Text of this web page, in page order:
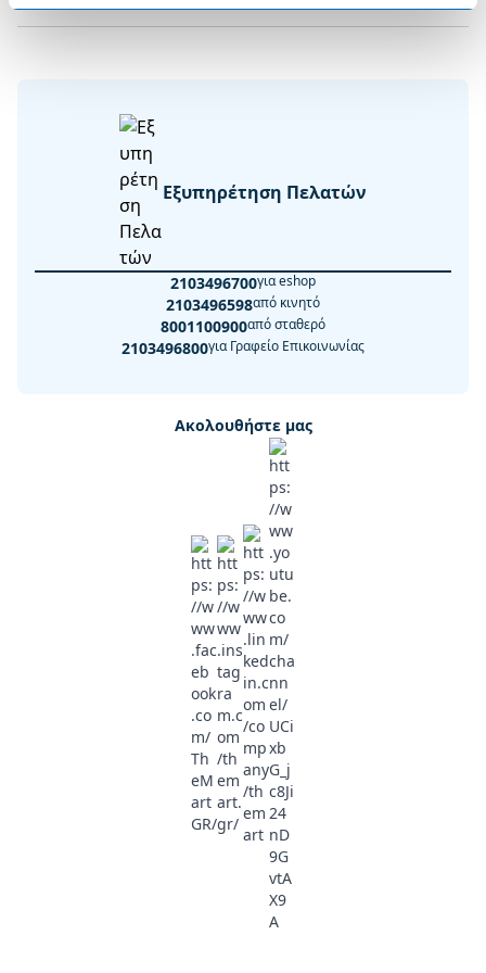
Εξυπηρέτηση Πελατών
2103496700για eshop
2103496598από κινητό
8001100900από σταθερό
2103496800για Γραφείο Επικοινωνίας
Ακολουθήστε μας